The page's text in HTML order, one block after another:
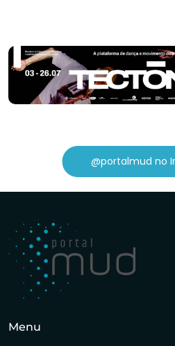
@portalmud no
Menu